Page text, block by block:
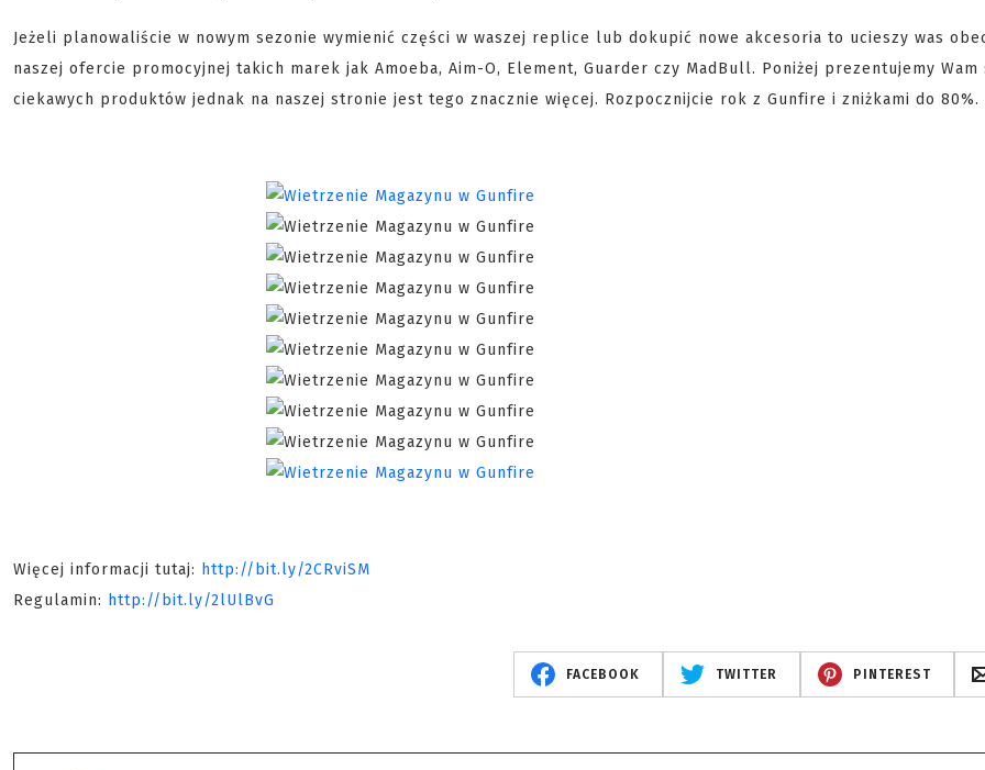
Jeżeli planowaliście w nowym sezonie wymienić części w waszej replice lub dokupić nowe akcesoria to ucieszy was
naszej ofercie promocyjnej takich marek jak Amoeba, Aim-O, Element, Guarder czy MadBull. Poniżej prezentujemy Wam
ciekawych produktów jednak na naszej stronie jest tego znacznie więcej. Rozpocznijcie rok z Gunfire i zniżkami do 80%.
Więcej informacji tutaj: http://bit.ly/2CRviSM
Regulamin: http://bit.ly/2lUlBvG
FACEBOOK TWITTER PINTEREST